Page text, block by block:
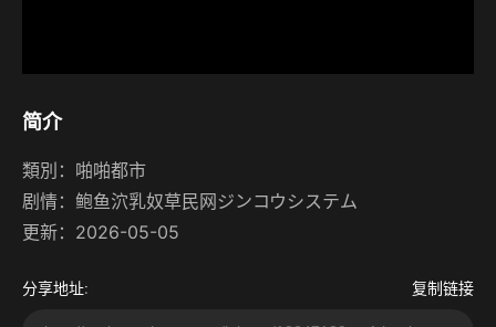
简介
類別： 啪啪都市
剧情： 鲍鱼泬乳奴草民网ジンコウシステム
更新：2026-05-05
分享地址: 复制链接